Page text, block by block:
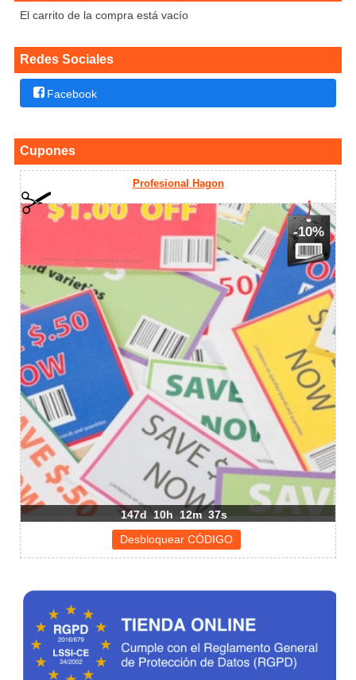
El carrito de la compra está vacío
Redes Sociales
Facebook
Cupones
Profesional Hagon
-10%
147d 10h 12m 37s